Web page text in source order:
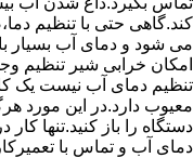
کند.گاهی حتی با تنظیم
می شود و دمای آب بسیار
امکان خرابی شیر تنظیم
تنظیم دمای آب نیست یک
معیوب دارد.در این مورد
دستگاه را باز کنید.تنها
دمای آب و تماس با